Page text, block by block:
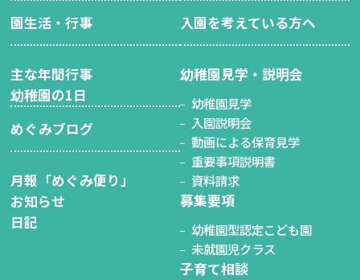
園生活・行事
主な年間行事
幼稚園の1日
めぐみブログ
月報「めぐみ便り」
お知らせ
日記
入園を考えている方へ
幼稚園見学・説明会
幼稚園見学
入園説明会
動画による保育見学
重要事項説明書
資料請求
募集要項
幼稚園型認定こども園
未就園児クラス
子育て相談